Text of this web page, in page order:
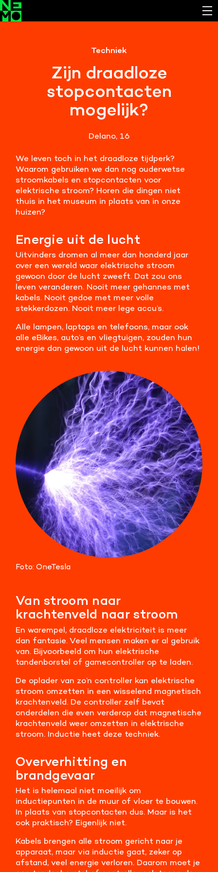
Techniek
Zijn draadloze
stopcontacten
mogelijk?
Delano, 16
We leven toch in het draadloze tijdperk?
Waarom gebruiken we dan nog ouderwetse
stroomkabels en stopcontacten voor
elektrische stroom? Horen die dingen niet
thuis in het museum in plaats van in onze
huizen?
Energie uit de lucht
Uitvinders dromen al meer dan honderd jaar
over een wereld waar elektrische stroom
gewoon door de lucht zweeft. Dat zou ons
leven veranderen. Nooit meer gehannes met
kabels. Nooit gedoe met meer volle
stekkerdozen. Nooit meer lege accu’s.
Alle lampen, laptops en telefoons, maar ook
alle eBikes, auto’s en vliegtuigen, zouden hun
energie dan gewoon uit de lucht kunnen halen!
Foto: OneTesla
Van stroom naar
krachtenveld naar stroom
En warempel, draadloze elektriciteit is meer
dan fantasie. Veel mensen maken er al gebruik
van. Bijvoorbeeld om hun elektrische
tandenborstel of gamecontroller op te laden.
De oplader van zo’n controller kan elektrische
stroom omzetten in een wisselend magnetisch
krachtenveld. De controller zelf bevat
onderdelen die even verderop dat magnetische
krachtenveld weer omzetten in elektrische
stroom. Inductie heet deze techniek.
Oververhitting en
brandgevaar
Het is helemaal niet moeilijk om
inductiepunten in de muur of vloer te bouwen.
In plaats van stopcontacten dus. Maar is het
ook praktisch? Eigenlijk niet.
Kabels brengen alle stroom gericht naar je
apparaat, maar via inductie gaat, zeker op
afstand, veel energie verloren. Daarom moet je
Cookies van derde partijen
Noodzakelijk om content van externe bronnen te
Analystische cookies
Analyseert het websitegebruik en helpt de website
Marketing cookies
Verzamelt informatie over de klantreis.
Deze website maakt gebruik van cookies. Pas hier
je voorkeuren aan.
Meer informatie
Alle cookies accepteren
Voorkeuren opslaan